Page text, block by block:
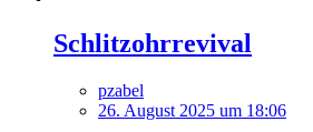
Schlitzohrrevival
pzabel
26. August 2025 um 18:06